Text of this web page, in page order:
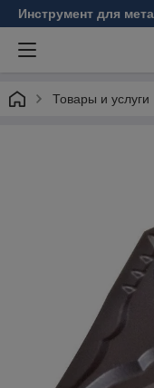
Инструмент для
Товары и услуги